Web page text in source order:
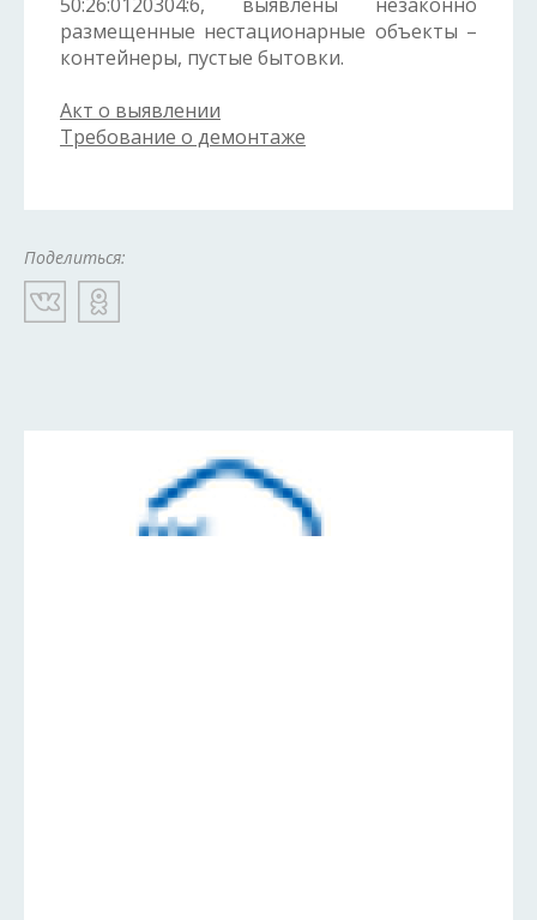
размещенные нестационарные объекты –
контейнеры, пустые бытовки.
Акт о выявлении
Требование о демонтаже
Поделиться: